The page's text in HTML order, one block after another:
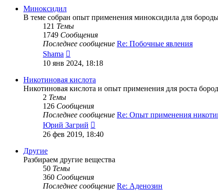
Миноксидил
В теме собран опыт применения миноксидила для
121 Темы
1749 Сообщения
Последнее сообщение Re: Побочные явления
Shama
к
сообщению
10 янв 2024, 18:18
Никотиновая кислота
Никотиновая кислота и опыт применения для роста
2 Темы
126 Сообщения
Последнее сообщение Re: Опыт применения
Юрий Загрий
к
26 фев 2019, 18:40
Другие
Разбираем другие вещества
50 Темы
360 Сообщения
Последнее сообщение Re: Аденозин